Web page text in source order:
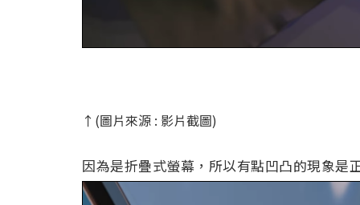
↑(圖片來源 : 影片截圖)
因為是折疊式螢幕，所以有點凹凸的現象是